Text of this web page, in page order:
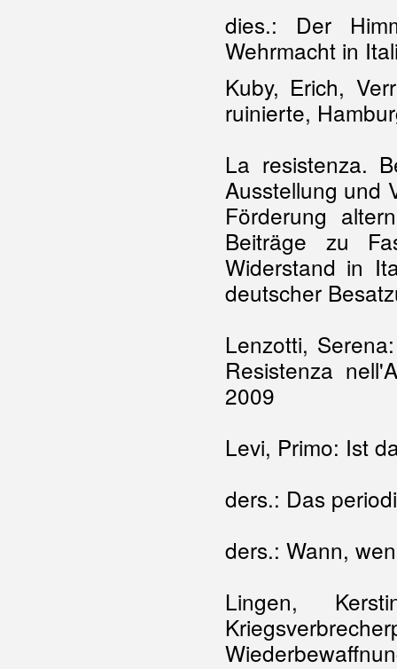
dies.: Der
Wehrmacht in
Kuby, Erich,
ruinierte,
La resistenza.
Ausstellung und
Förderung
Beiträge zu
Widerstand in
deutscher
Lenzotti,
Resistenza
2009
Levi, Primo: Ist
ders.: Das
ders.: Wann,
Lingen,